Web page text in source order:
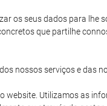
os seus dados para
que partilhe
nossos serviços e das
Utilizamos as